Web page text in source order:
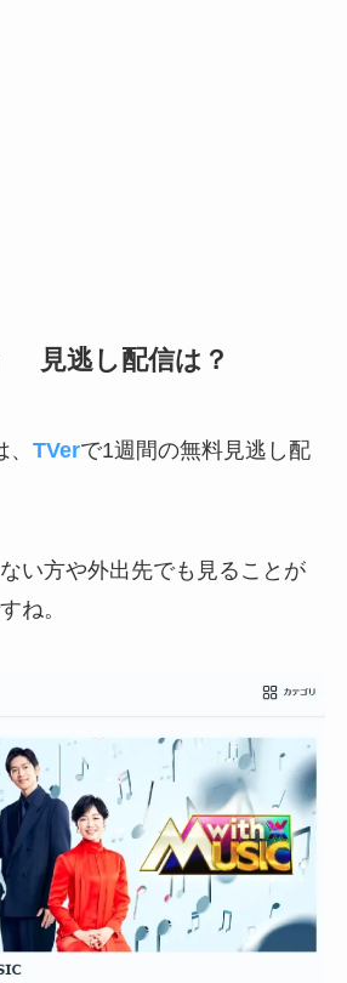
見逃し配信は？
TVerで1週間の無料見逃し配
い方や外出先でも見ることが
ね。